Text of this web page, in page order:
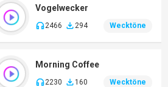
Vogelwecker
2466 294 Wecktöne
Morning Coffee
2230 160 Wecktöne